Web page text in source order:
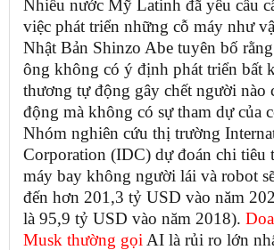
Nhiều nước Mỹ Latinh đã yêu cầu
việc phát triển những cỗ máy như
Nhật Bản Shinzo Abe tuyên bố
ông không có ý định phát triển bất
thương tự động gây chết người nào
động mà không có sự tham dự của
Nhóm nghiên cứu thị trường
Corporation (IDC) dự đoán chi tiêu
máy bay không người lái và robot
đến hơn 201,3 tỷ USD vào năm
là 95,9 tỷ USD vào năm 2018).
Musk thường gọi AI là rủi ro lớn